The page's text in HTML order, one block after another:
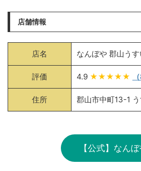
店舗情報
店名 なんぼや 郡山う
評価 4.9 ★★★★★
住所 郡山市中町13-1
【公式】なん